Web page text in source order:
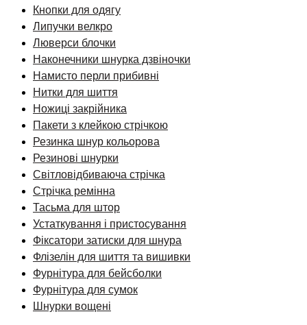
Кнопки для одягу
Липучки велкро
Люверси блочки
Наконечники шнурка дзвіночки
Намисто перли прибивні
Нитки для шиття
Ножиці закрійника
Пакети з клейкою стрічкою
Резинка шнур кольорова
Резинові шнурки
Світловідбиваюча стрічка
Стрічка ремінна
Тасьма для штор
Устаткування і пристосування
Фіксатори затиски для шнура
Флізелін для шиття та вишивки
Фурнітура для бейсболки
Фурнітура для сумок
Шнурки вощені